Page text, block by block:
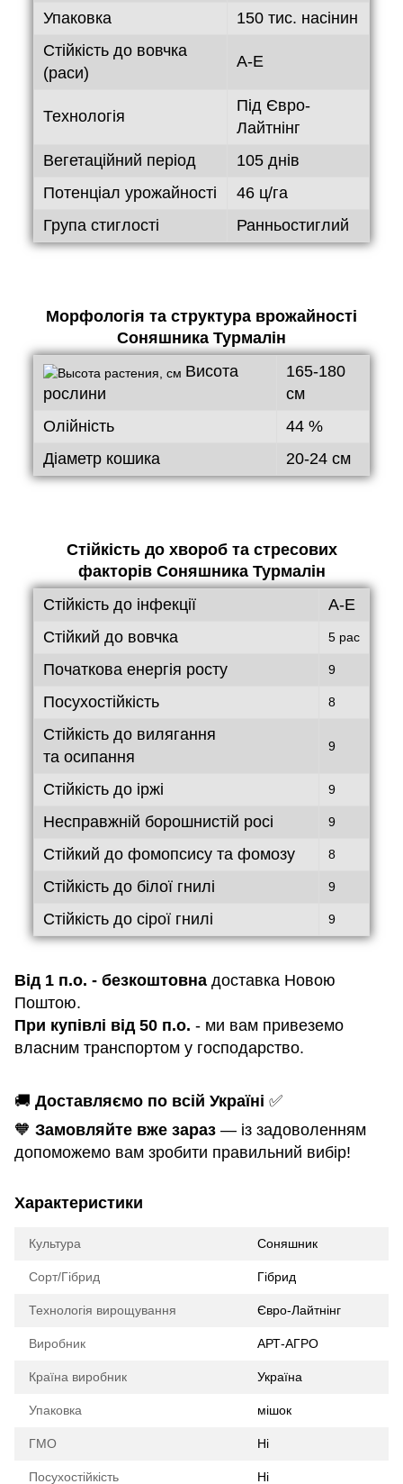
Упаковка
150 тис. насінин
Стійкість до вовчка
(раси)
A-Е
Технологія
Під Євро-
Лайтнінг
Вегетаційний період
105 днів
Потенціал урожайності
46 ц/га
Група стиглості
Ранньостиглий
Морфологія та структура врожайності
Соняшника Турмалін
Висота
рослини
165-180
см
Олійність
44 %
Діаметр кошика
20-24 см
Стійкість до хвороб та стресових
факторівСоняшника Турмалін
Стійкість до інфекції
A-Е
Стійкий до вовчка
5 рас
Початкова енергія росту 9
Посухостійкість 8
Стійкість до вилягання
та осипання
9
Стійкість до іржі 9
Несправжній борошнистій росі 9
Стійкий до фомопсису та фомозу 8
Стійкість до білої гнилі 9
Стійкість до сірої гнилі 9
Від 1 п.о. - безкоштовна доставка Новою
Поштою.
При купівлі від 50 п.о. - ми вам привеземо
власним транспортом у господарство.
🚚 Доставляємо по всій Україні ✅
🧡 Замовляйте вже зараз — із задоволенням
допоможемо вам зробити правильний вибір!
Характеристики
Культура Соняшник
Сорт/Гібрид Гібрид
Технологія вирощування Євро-Лайтнінг
Виробник АРТ-АГРО
Країна виробник Україна
Упаковка мішок
ГМО Ні
Посухостійкість Ні